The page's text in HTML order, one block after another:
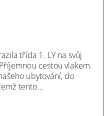
třída 1. LY na svůj
cestou vlakem
ubytování, do
tento…